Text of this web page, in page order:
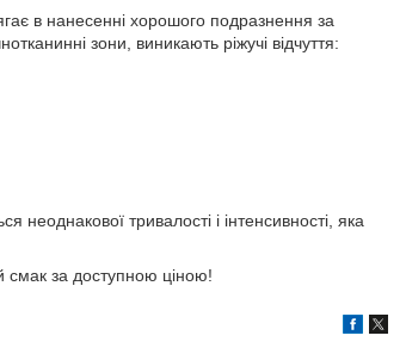
в нанесенні хорошого подразнення за
зони, виникають ріжучі відчуття:
тривалості і інтенсивності, яка
смак за доступною ціною!